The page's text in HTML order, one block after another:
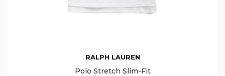
RALPH LAUREN
Polo Stretch Slim-Fit